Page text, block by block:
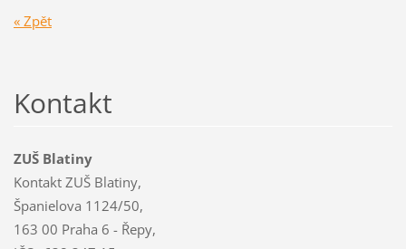
« Zpět
Kontakt
ZUŠ Blatiny
Kontakt ZUŠ Blatiny,
Španielova 1124/50,
163 00 Praha 6 - Řepy,